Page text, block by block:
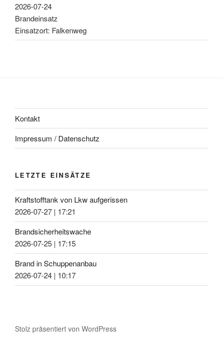
2026-07-24
Brandeinsatz
Einsatzort: Falkenweg
Kontakt
Impressum / Datenschutz
LETZTE EINSÄTZE
Kraftstofftank von Lkw aufgerissen
2026-07-27 | 17:21
Brandsicherheitswache
2026-07-25 | 17:15
Brand in Schuppenanbau
2026-07-24 | 10:17
Stolz präsentiert von WordPress